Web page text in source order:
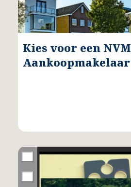
Kies voor een NVM
Aankoopmakelaar